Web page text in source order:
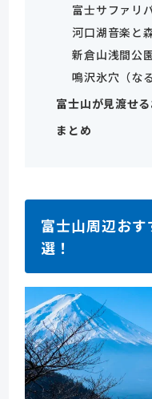
富士サファリ
河口湖音楽と
新倉山浅間公
鳴沢氷穴（な
富士山が見渡せ
まとめ
富士山周辺お
選！